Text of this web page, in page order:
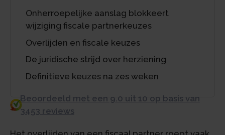
Onherroepelijke aanslag blokkeert
wijziging fiscale partnerkeuzes
Overlijden en fiscale keuzes
De juridische strijd over herziening
Definitieve keuzes na zes weken
Beoordeeld met een 9.0 uit 10 op basis van
3453 reviews